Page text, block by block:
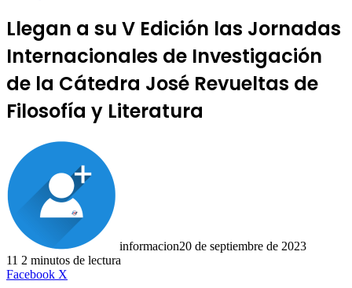
Llegan a su V Edición las Jornadas
Internacionales de Investigación
de la Cátedra José Revueltas de
Filosofía y Literatura
informacion20 de septiembre de 2023
11 2 minutos de lectura
Facebook X